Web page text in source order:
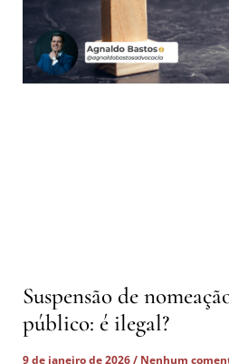
Suspensão de
público: é ilegal?
9 de janeiro de 2026
Nenhum